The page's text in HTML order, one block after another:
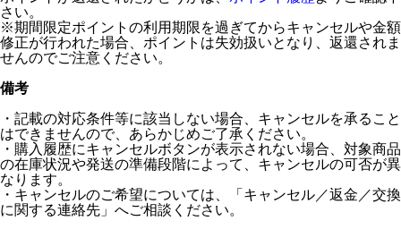
さい。
※期間限定ポイントの利用期限を過ぎてからキャンセルや金額
修正が行われた場合、ポイントは失効扱いとなり、返還されま
せんのでご注意ください。
備考
・記載の対応条件等に該当しない場合、キャンセルを承ること
はできませんので、あらかじめご了承ください。
・購入履歴にキャンセルボタンが表示されない場合、対象商品
の在庫状況や発送の準備段階によって、キャンセルの可否が異
なります。
・キャンセルのご希望については、「キャンセル／返金／交換
に関する連絡先」へご相談ください。